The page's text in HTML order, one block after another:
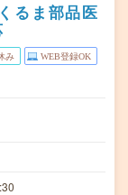
るま部品医
み WEB登録OK